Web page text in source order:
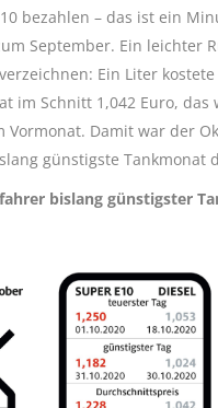
bezahlen – das ist ein
September. Ein leichter
Ein Liter
im Schnitt 1,042 Euro, das
Vormonat. Damit war der
günstigste Tankmonat
bislang günstigster